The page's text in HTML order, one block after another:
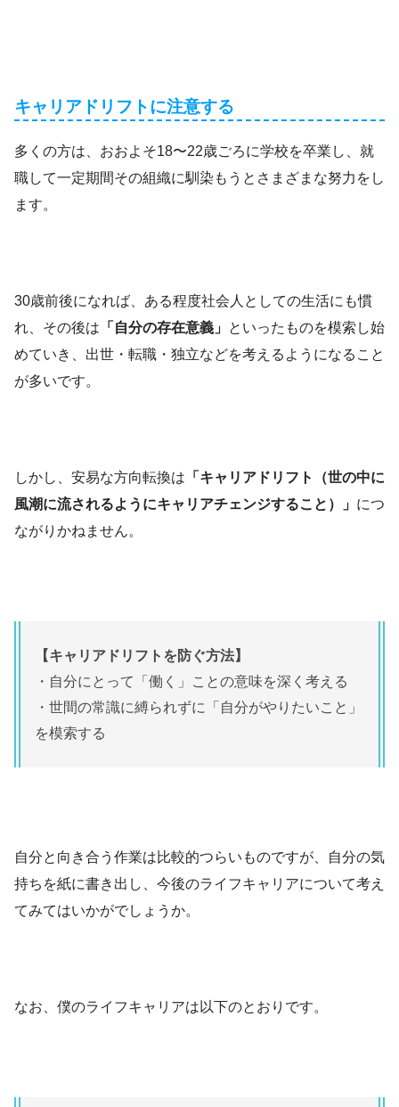
キャリアドリフトに注意する
多くの方は、おおよそ18〜22歳ごろに学校を卒業し、就
職して一定期間その組織に馴染もうとさまざまな努力をし
ます。
30歳前後になれば、ある程度社会人としての生活にも慣
れ、その後は 「自分の存在意義」 といったものを模索し始
めていき、出世・転職・独立などを考えるようになること
が多いです。
しかし、安易な方向転換は 「キャリアドリフト（世の中に
風潮に流されるようにキャリアチェンジすること）」 につ
ながりかねません。
【キャリアドリフトを防ぐ方法】
・自分にとって「働く」ことの意味を深く考える
・世間の常識に縛られずに「自分がやりたいこと」
を模索する
自分と向き合う作業は比較的つらいものですが、自分の気
持ちを紙に書き出し、今後のライフキャリアについて考え
てみてはいかがでしょうか。
なお、僕のライフキャリアは以下のとおりです。